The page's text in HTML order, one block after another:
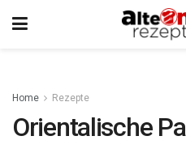
Home Rezepte
Orientalische